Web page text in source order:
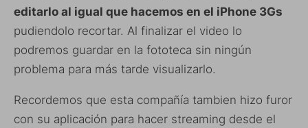
editarlo al igual que hacemos en el iPhone 3Gs
pudiendolo recortar. Al finalizar el video lo
podremos guardar en la fototeca sin ningún
problema para más tarde visualizarlo.
Recordemos que esta compañía tambien hizo furor
con su aplicación para hacer streaming desde el